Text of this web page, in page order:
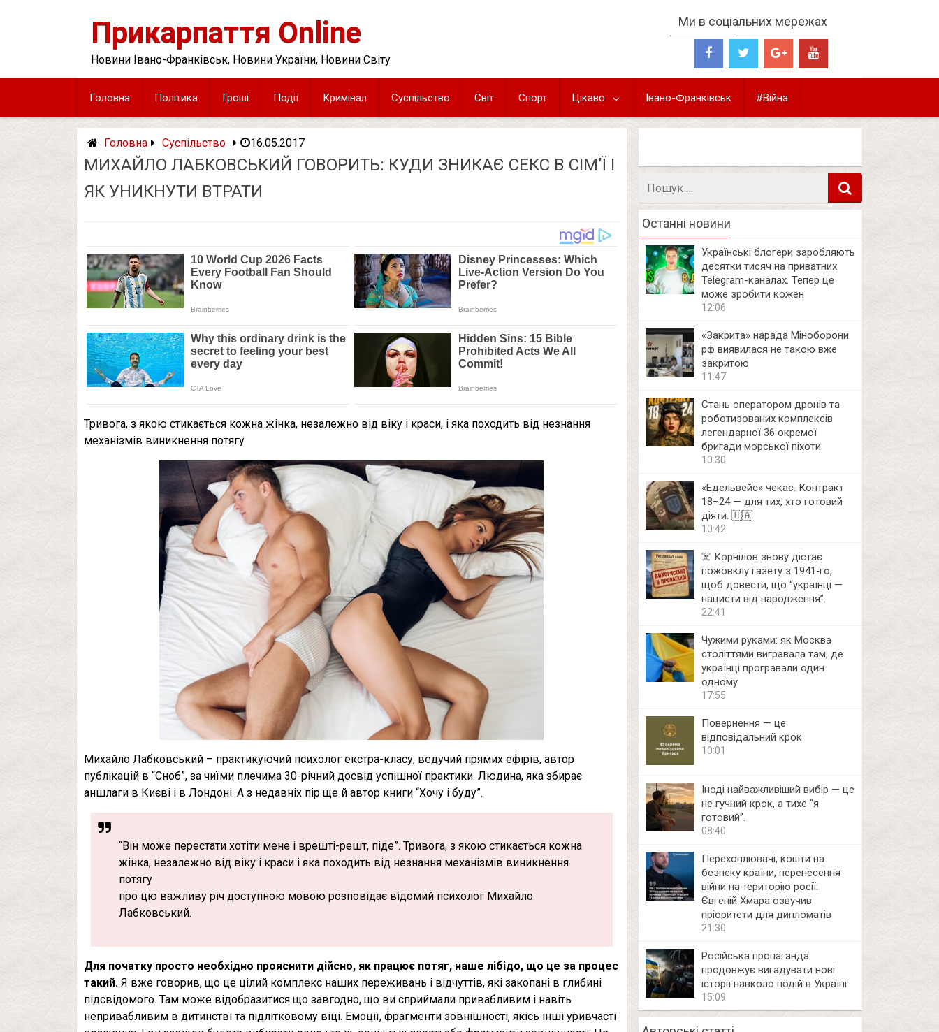
Прикарпаття Online
Новини Івано-Франківськ, Новини України, Новини Світу
Ми в соціальних мережах
Головна Політика Гроші Події Кримінал Суспільство Світ Спорт Цікаво Івано-Франківськ #Війна
Головна Суспільство 16.05.2017
МИХАЙЛО ЛАБКОВСЬКИЙ ГОВОРИТЬ: КУДИ ЗНИКАЄ СЕКС В СІМ’Ї І
ЯК УНИКНУТИ ВТРАТИ
Тривога, з якою стикається кожна жінка, незалежно від віку і краси, і яка походить від незнання
механізмів виникнення потягу
Михайло Лабковський – практикуючий психолог екстра-класу, ведучий прямих ефірів, автор
публікацій в “Сноб”, за чиїми плечима 30-річний досвід успішної практики. Людина, яка збирає
аншлаги в Києві і в Лондоні. А з недавніх пір ще й автор книги “Хочу і буду”.
“Він може перестати хотіти мене і врешті-решт, піде”. Тривога, з якою стикається кожна
жінка, незалежно від віку і краси і яка походить від незнання механізмів виникнення
потягу
про цю важливу річ доступною мовою розповідає відомий психолог Михайло
Лабковський.
Для початку просто необхідно прояснити дійсно, як працює потяг, наше лібідо, що це за процес
такий. Я вже говорив, що це цілий комплекс наших переживань і відчуттів, які закопані в глибині
підсвідомого. Там може відобразитися що завгодно, що ви сприймали привабливим і навіть
непривабливим в дитинстві та підлітковому віці. Емоції, фрагменти зовнішності, якісь інші уривчасті
Останні новини
Українські блогери заробляють
десятки тисяч на приватних
Telegram-каналах. Тепер це
може зробити кожен
12:06
«Закрита» нарада Міноборони
рф виявилася не такою вже
закритою
11:47
Стань оператором дронів та
роботизованих комплексів
легендарної 36 окремої
бригади морської піхоти
10:30
«Едельвейс» чекає. Контракт
18–24 — для тих, хто готовий
діяти. 🇺🇦
10:42
☠️ Корнілов знову дістає
пожовклу газету з 1941‑го,
щоб довести, що “українці —
нацисти від народження”.
22:41
Чужими руками: як Москва
століттями вигравала там, де
українці програвали один
одному
17:55
Повернення — це
відповідальний крок
10:01
Іноді найважливіший вибір — це
не гучний крок, а тихе “я
готовий”.
08:40
Перехоплювачі, кошти на
безпеку країни, перенесення
війни на територію росії:
Євгеній Хмара озвучив
пріоритети для дипломатів
21:30
Російська пропаганда
продовжує вигадувати нові
історії навколо подій в Україні
15:09